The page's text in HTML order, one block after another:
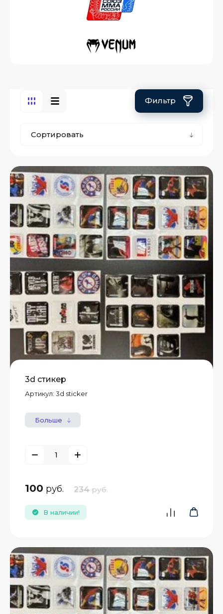
Фильтр
Сортировать
3d стикер
Артикул: 3d sticker
Больше
100 руб. 234 руб.
В наличии!